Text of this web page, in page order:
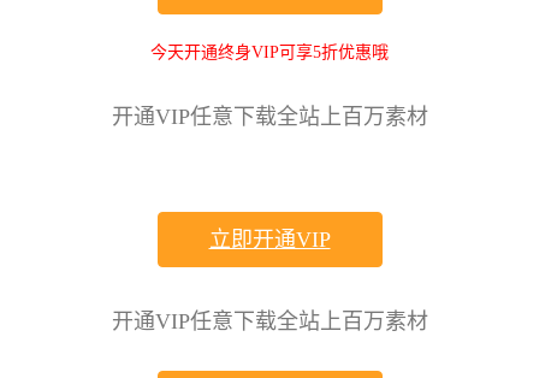
今天开通终身VIP可享5折优惠哦
开通VIP任意下载全站上百万素材
立即开通VIP
开通VIP任意下载全站上百万素材